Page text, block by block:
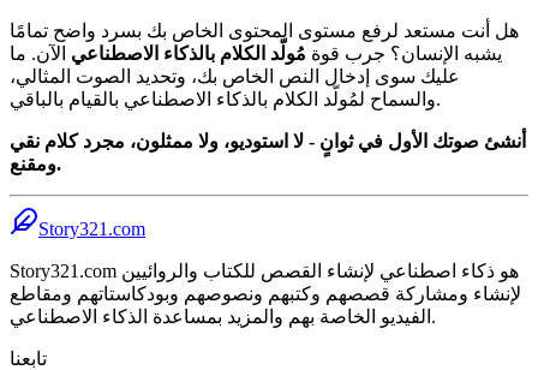
هل أنت مستعد لرفع مستوى المحتوى الخاص بك بسرد واضح تمامًا
يشبه الإنسان؟ جرب قوة مُولّد الكلام بالذكاء الاصطناعي الآن. ما
عليك سوى إدخال النص الخاص بك، وتحديد الصوت المثالي،
والسماح لمُولّد الكلام بالذكاء الاصطناعي بالقيام بالباقي.
أنشئ صوتك الأول في ثوانٍ - لا استوديو، ولا ممثلون، مجرد كلام نقي
ومقنع.
Story321.com
Story321.com هو ذكاء اصطناعي لإنشاء القصص للكتاب والروائيين
لإنشاء ومشاركة قصصهم وكتبهم ونصوصهم وبودكاستاتهم ومقاطع
الفيديو الخاصة بهم والمزيد بمساعدة الذكاء الاصطناعي.
تابعنا